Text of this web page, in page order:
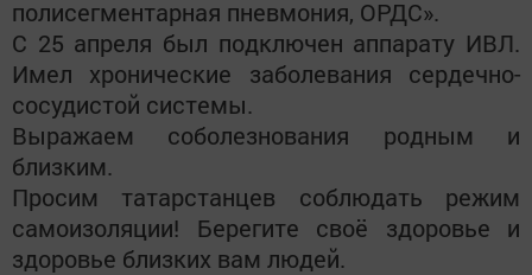
полисегментарная пневмония, ОРДС».
С 25 апреля был подключен аппарату ИВЛ.
Имел хронические заболевания сердечно-
сосудистой системы.
Выражаем соболезнования родным и
близким.
Просим татарстанцев соблюдать режим
самоизоляции! Берегите своё здоровье и
здоровье близких вам людей.